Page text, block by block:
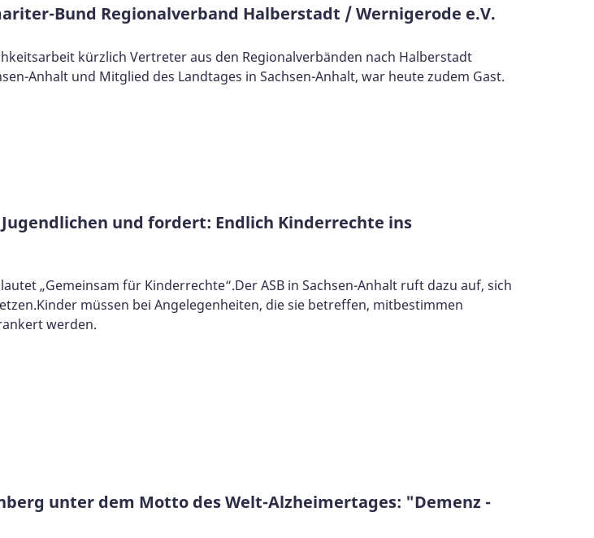
Bund Regionalverband Halberstadt / Wernigerode e.V.
kürzlich Vertreter aus den Regionalverbänden nach Halberstadt
Anhalt und Mitglied des Landtages in Sachsen-Anhalt, war heute zudem Gast.
und fordert: Endlich Kinderrechte ins
„Gemeinsam für Kinderrechte“.Der ASB in Sachsen-Anhalt ruft dazu auf, sich
müssen bei Angelegenheiten, die sie betreffen, mitbestimmen
werden.
unter dem Motto des Welt-Alzheimertages: "Demenz -